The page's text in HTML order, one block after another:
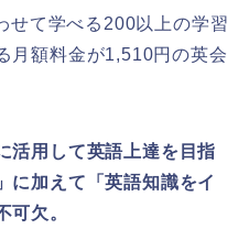
せて学べる200以上の学習
月額料金が1,510円の英会
活用して英語上達を目指
に加えて「英語知識をイ
可欠。